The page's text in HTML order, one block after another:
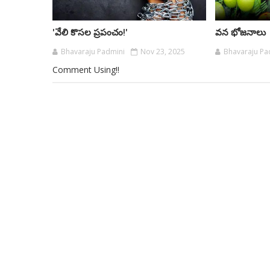
'వేలి కొసల ప్రపంచం!'
Bhavaraju Padmini Nov 23, 2025
వన భోజనాలు
Bhavaraju
Comment Using!!